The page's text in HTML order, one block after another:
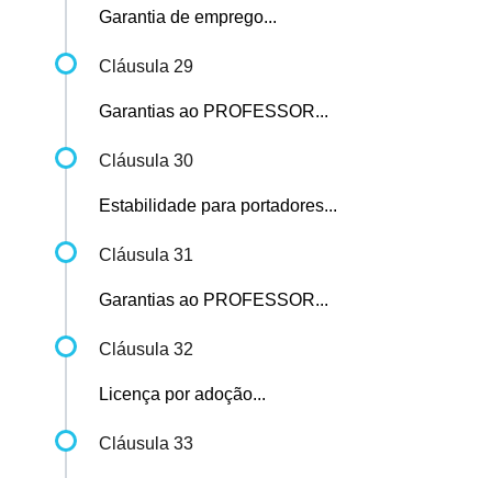
Garantia de emprego...
Cláusula 29
Garantias ao PROFESSOR...
Cláusula 30
Estabilidade para portadores...
Cláusula 31
Garantias ao PROFESSOR...
Cláusula 32
Licença por adoção...
Cláusula 33